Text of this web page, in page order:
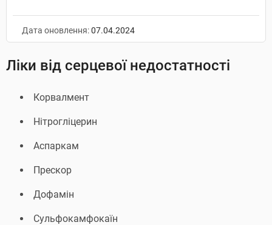
Дата оновлення:07.04.2024
Ліки від серцевої недостатності
Корвалмент
Нітрогліцерин
Аспаркам
Прескор
Дофамін
Сульфокамфокаїн